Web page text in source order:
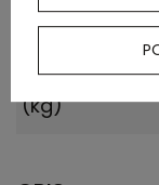
Waga
zewnętrznego
(kg)